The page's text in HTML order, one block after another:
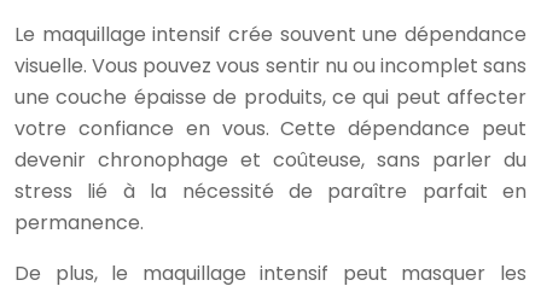
Le maquillage intensif crée souvent une dépendance
visuelle. Vous pouvez vous sentir nu ou incomplet sans
une couche épaisse de produits, ce qui peut affecter
votre confiance en vous. Cette dépendance peut
devenir chronophage et coûteuse, sans parler du
stress lié à la nécessité de paraître parfait en
permanence.
De plus, le maquillage intensif peut masquer les